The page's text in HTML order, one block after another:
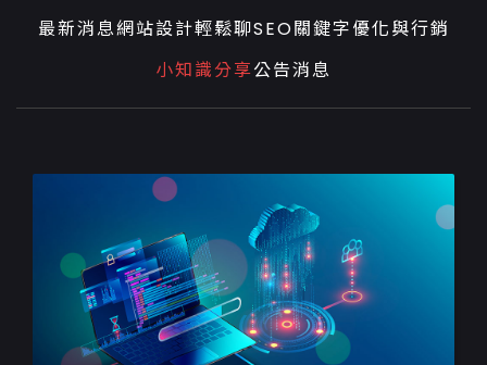
最新消息網站設計輕鬆聊SEO關鍵字優化與行銷
小知識分享公告消息